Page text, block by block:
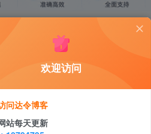
欢迎访问
问达令博客
站每天更新